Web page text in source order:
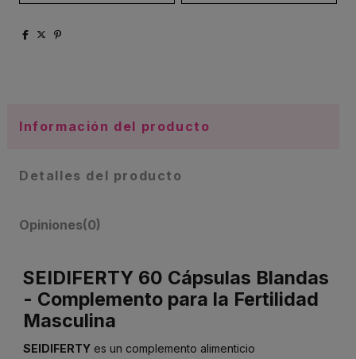
Información del producto
Detalles del producto
Opiniones(0)
SEIDIFERTY 60 Cápsulas Blandas
- Complemento para la Fertilidad
Masculina
SEIDIFERTY es un complemento alimenticio